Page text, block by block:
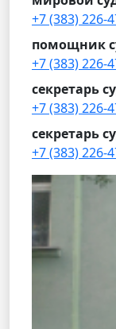
+7 (383) 226-
помощник
+7 (383) 226-
секретарь
+7 (383) 226-
секретарь
+7 (383) 226-